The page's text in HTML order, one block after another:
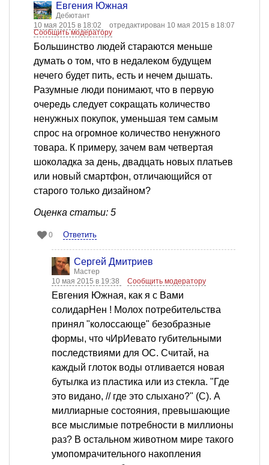
Евгения Южная
Дебютант
10 мая 2015 в 18:02
отредактирован 10 мая 2015 в 18:07
Сообщить модератору
Большинство людей стараются меньше
думать о том, что в недалеком будущем
нечего будет пить, есть и нечем дышать.
Разумные люди понимают, что в первую
очередь следует сокращать количество
ненужных покупок, уменьшая тем самым
спрос на огромное количество ненужного
товара. К примеру, зачем вам четвертая
шоколадка за день, двадцать новых платьев
или новый смартфон, отличающийся от
старого только дизайном?
Оценка статьи: 5
0 Ответить
Сергей Дмитриев
Мастер
10 мая 2015 в 19:38
Сообщить модератору
Евгения Южная, как я с Вами
солидарНен ! Молох потребительства
принял "колоссающе" безобразные
формы, что чИрИевато губительными
последствиями для ОС. Считай, на
каждый глоток воды отливается новая
бутылка из пластика или из стекла. "Где
это видано, // где это слыхано?" (С). А
миллиарные состояния, превышающие
все мыслимые потребности в миллионы
раз? В остальном животном мире такого
умопомрачительного накопления